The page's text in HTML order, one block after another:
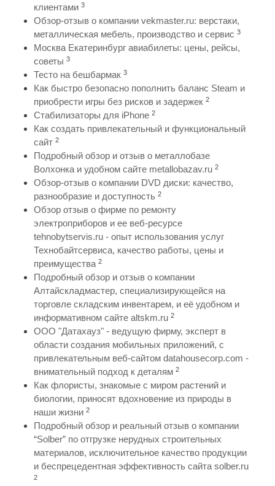
клиентами 3
Обзор-отзыв о компании vekmaster.ru: верстаки,
металлическая мебель, производство и сервис 3
Москва Екатеринбург авиабилеты: цены, рейсы,
советы 3
Тесто на бешбармак 3
Как быстро безопасно пополнить баланс Steam и
приобрести игры без рисков и задержек 2
Стабилизаторы для iPhone 2
Как создать привлекательный и функциональный
сайт 2
Подробный обзор и отзыв о металлобазе
Волхонка и удобном сайте metallobazav.ru 2
Обзор-отзыв о компании DVD диски: качество,
разнообразие и доступность 2
Обзор отзыв о фирме по ремонту
электроприборов и ее веб-ресурсе
tehnobytservis.ru - опыт использования услуг
Технобайтсервиса, качество работы, цены и
преимущества 2
Подробный обзор и отзыв о компании
Алтайскладмастер, специализирующейся на
торговле складским инвентарем, и её удобном и
информативном сайте altskm.ru 2
ООО "Датахауз" - ведущую фирму, эксперт в
области создания мобильных приложений, с
привлекательным веб-сайтом datahousecorp.com -
внимательный подход к деталям 2
Как флористы, знакомые с миром растений и
биологии, приносят вдохновение из природы в
наши жизни 2
Подробный обзор и реальный отзыв о компании
“Solber” по отгрузке нерудных строительных
материалов, исключительное качество продукции
и беспрецедентная эффективность сайта solber.ru
2